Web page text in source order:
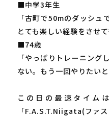
■中学3年生
「古町で50mのダッシュ
とても楽しい経験をさせて
■74歳
「やっぱりトレーニング
ない。もう一回やりたいと
この日の最速タイム
「F.A.S.T.Niigata(ファ